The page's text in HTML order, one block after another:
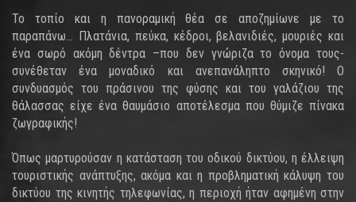
Το τοπίο και η πανοραμική θέα σε αποζημίωνε με το
παραπάνω... Πλατάνια, πεύκα, κέδροι, βελανιδιές, μουριές και
ένα σωρό ακόμη δέντρα –που δεν γνώριζα το όνομα τους-
συνέθεταν ένα μοναδικό και ανεπανάληπτο σκηνικό! Ο
συνδυασμός του πράσινου της φύσης και του γαλάζιου της
θάλασσας είχε ένα θαυμάσιο αποτέλεσμα που θύμιζε πίνακα
ζωγραφικής!
Όπως μαρτυρούσαν η κατάσταση του οδικού δικτύου, η έλλειψη
τουριστικής ανάπτυξης, ακόμα και η προβληματική κάλυψη του
δικτύου της κινητής τηλεφωνίας, η περιοχή ήταν αφημένη στην